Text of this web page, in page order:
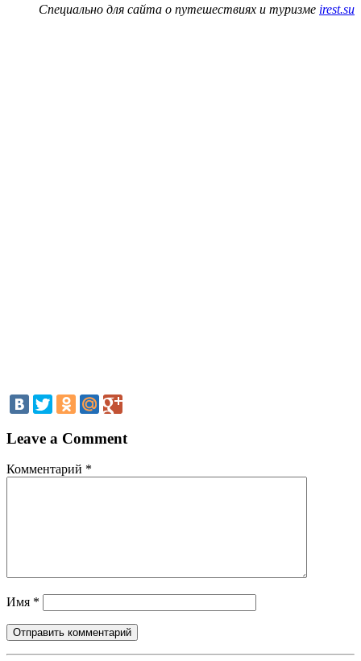
Специально для сайта о путешествиях и туризме irest.su
Leave a Comment
Комментарий *
Имя *